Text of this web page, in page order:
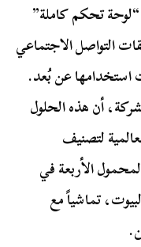
تحكم كاملة”
التواصل الاجتماعي
استخدامها عن بُعد.
أن هذه الحلول
لتصنيف
الأربعة في
تماشياً مع